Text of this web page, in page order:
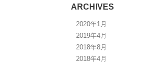
ARCHIVES
2020年1月
2019年4月
2018年8月
2018年4月